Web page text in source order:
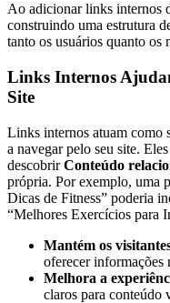
Ao adicionar links internos
construindo uma estrutura
tanto os usuários quanto os
Links Internos
Site
Links internos atuam como
a navegar pelo seu site.
descobrirConteúdo
própria. Por exemplo, uma
Dicas de Fitness” poderia
“Melhores Exercícios para
Mantém os
oferecer informações
Melhora a
claros para conteúdo